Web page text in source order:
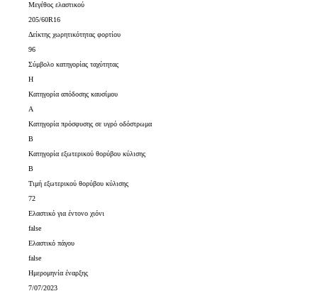
Μεγέθος ελαστικού
205/60R16
Δείκτης χωρητικότητας φορτίου
96
Σύμβολο κατηγορίας ταχύτητας
H
Κατηγορία απόδοσης καυσίμου
A
Κατηγορία πρόσφυσης σε υγρό οδόστρωμα
B
Κατηγορία εξωτερικού θορύβου κύλισης
B
Τιμή εξωτερικού θορύβου κύλισης
72
Ελαστικό για έντονο χιόνι
false
Ελαστικό πάγου
false
Ημερομηνία έναρξης
7/07/2023